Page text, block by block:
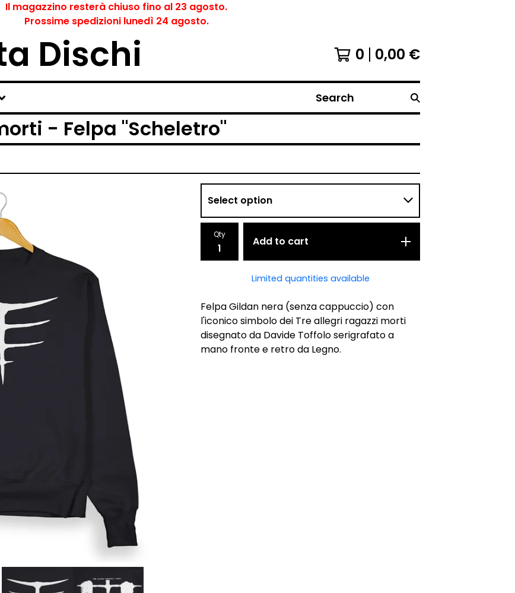
Il magazzino resterà chiuso fino al 23 agosto.
Prossime spedizioni lunedì 24 agosto.
Dischi 0 0,00 €
Search
- Felpa "Scheletro"
Qty
Add to cart
Limited quantities available
Felpa Gildan nera (senza cappuccio) con
l'iconico simbolo dei Tre allegri ragazzi morti
disegnato da Davide Toffolo serigrafato a
mano fronte e retro da Legno.